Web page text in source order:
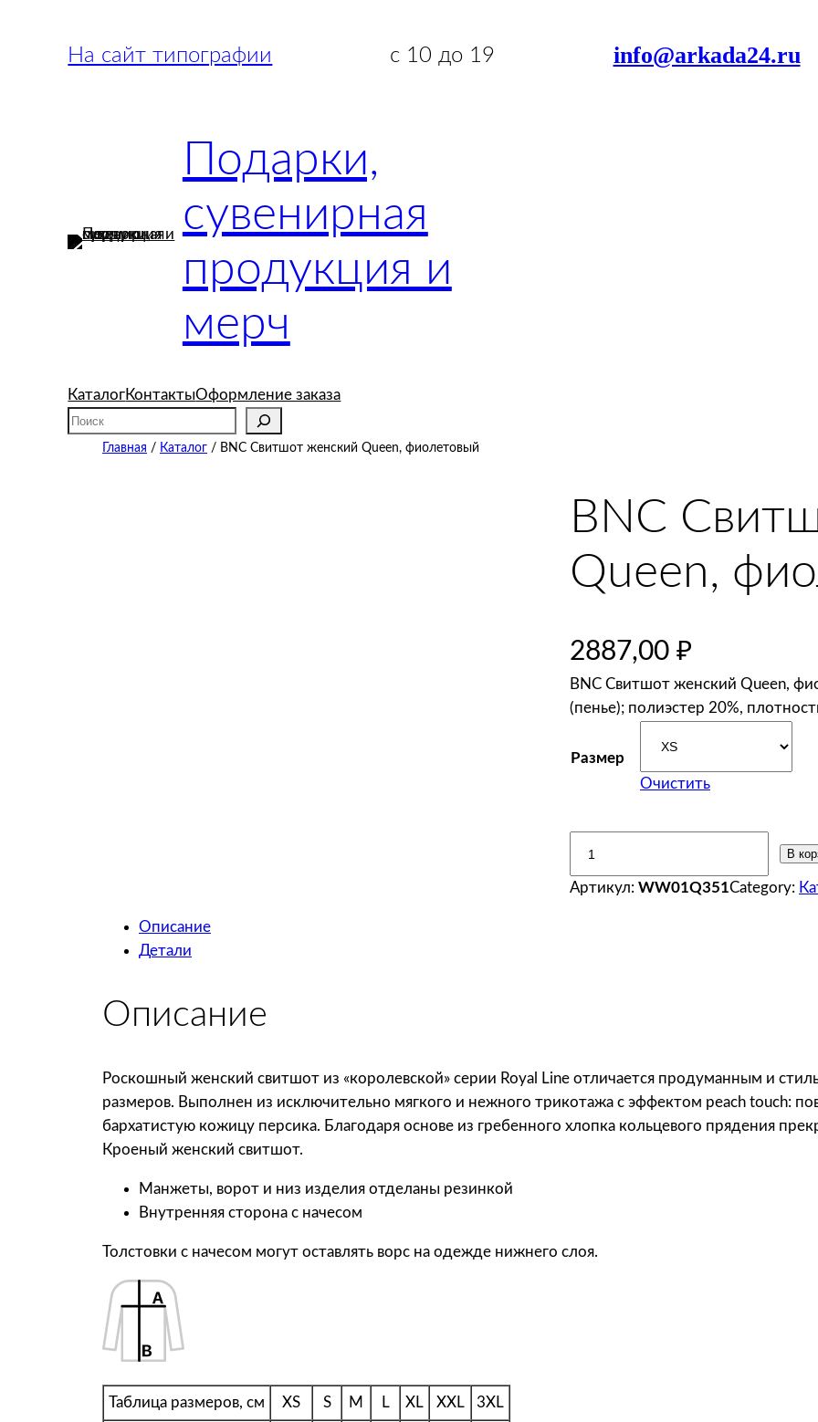
содержимомуНа сайт типографии с 10 до 19 info@arkada24.ru
Подарки,
сувенирная
продукция и
мерч
КаталогКонтактыОформление заказа
Поиск
Главная / Каталог / BNC Свитшот женский Queen, фиолетовый
BNC
Queen,
2887,00 ₽
BNC Свитшот женский Queen,
(пенье); полиэстер 20%,
Размер
Очистить
л
т
о
в
N
В
Артикул: WW01Q351Category:
Описание
Детали
Описание
Роскошный женский свитшот из «королевской» серии Royal Line отличается продуманным и
размеров. Выполнен из исключительно мягкого и нежного трикотажа с эффектом peach touch:
бархатистую кожицу персика. Благодаря основе из гребенного хлопка кольцевого прядения
Кроеный женский свитшот.
Манжеты, ворот и низ изделия отделаны резинкой
Внутренняя сторона с начесом
Толстовки с начесом могут оставлять ворс на одежде нижнего слоя.
Таблица размеров, см XS S M L XL XXL 3XL